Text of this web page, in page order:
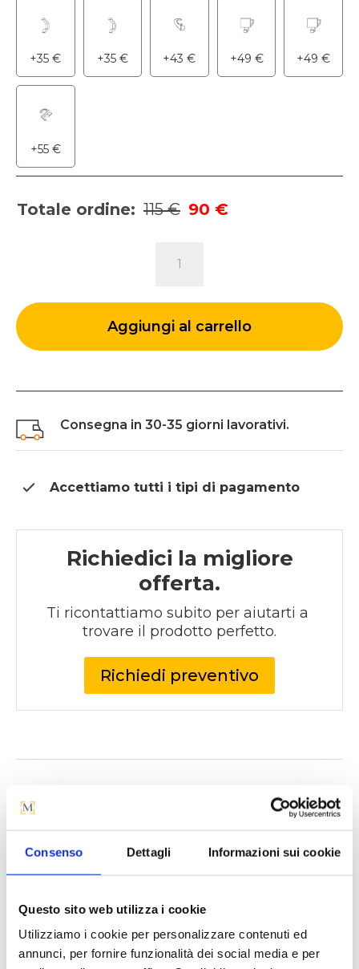
Consenso Dettagli Informazioni sui cookie
Questo sito web utilizza i cookie
Utilizziamo i cookie per personalizzare contenuti ed
annunci, per fornire funzionalità dei social media e per
+35€ +35 € +43€ +49 € +49€
+55 €
Totale ordine: 115 € 90 €
INGRESSO
quantità
Aggiungi al carrello
Consegna in 30-35 giorni lavorativi.
Accettiamo tutti i tipi di pagamento
Richiedici la migliore
offerta.
Ti ricontattiamo subito per aiutarti a
trovare il prodotto perfetto.
Richiedi preventivo
Per saperne di più
Ilmobile da ingresso
componibile Cross
arredo versatile e moderno,
ideale per ottimizzare lo spazio